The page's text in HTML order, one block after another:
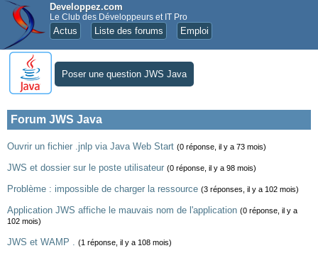
Developpez.com
Le Club des Développeurs et IT Pro
Actus Liste des forums Emploi
Poser une question JWS Java
Forum JWS Java
Ouvrir un fichier .jnlp via Java Web Start (0 réponse, il y a 73 mois)
JWS et dossier sur le poste utilisateur (0 réponse, il y a 98 mois)
Problème : impossible de charger la ressource (3 réponses, il y a 102 mois)
Application JWS affiche le mauvais nom de l'application (0 réponse, il y a
102 mois)
JWS et WAMP . (1 réponse, il y a 108 mois)